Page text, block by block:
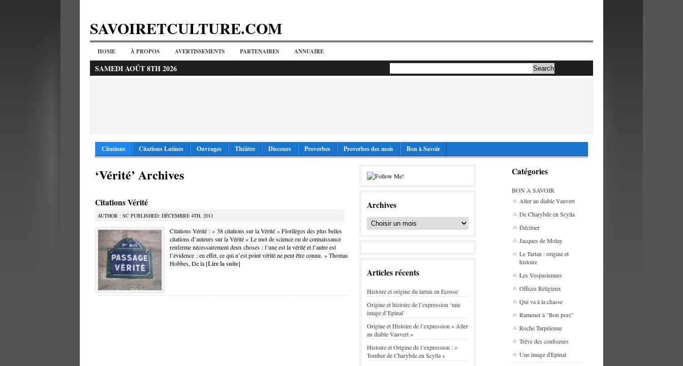
SAVOIRETCULTURE.COM
HOME À PROPOS AVERTISSEMENTS PARTENAIRES ANNUAIRE
SAMEDI AOÛT 8TH 2026
Citations Citations Latines Ouvrages Théâtre Discours Proverbes Proverbes des mois Bon à Savoir
Catégories
BON A SAVOIR
Aller au diable Vauvert
De Charybde en Scylla
Décimer
Jacques de Molay
Le Tartan : origine et
histoire
Les Vespasiennes
Offices Religieux
Qui va à la chasse
Ramener à "Bon porc"
Roche Tarpéienne
Trêve des confiseurs
Une image d'Epinal
‘Vérité’ Archives
Citations Vérité
AUTHOR : SC PUBLISHED: DÉCEMBRE 4TH, 2011
Citations Vérité : « 38 citations sur la Vérité » Florilèges des plus belles
citations d’auteurs sur la Vérité « Le mot de science ou de connaissance
renferme nécessairement deux choses : l’une est la vérité et l’autre est
l’évidence ; en effet, ce qui n’est point vérité ne peut être connu. » Thomas
Hobbes, De la [Lire la suite]
Archives
Articles récents
Histoire et origine du tartan en Ecosse
Origine et histoire de l’expression ‘une
image d’Epinal’
Origine et Histoire de l’expression « Aller
au diable Vauvert »
Histoire et Origine de l’expression : «
Tomber de Charybde en Scylla »